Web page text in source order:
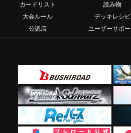
カードリスト
読み物
大会ルール
デッキレシピ
公認店
ユーザーサポー